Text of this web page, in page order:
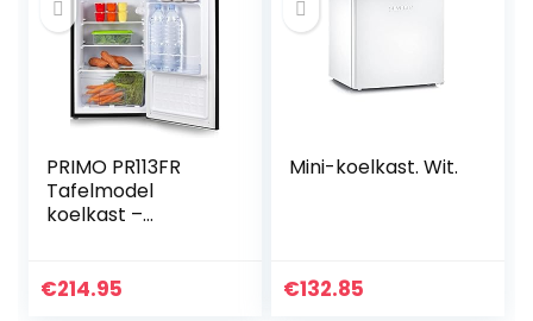
PRIMO PR113FR
Tafelmodel
koelkast –
Deur – Zwart
€214.95
Mini-koelkast. Wit.
€132.85